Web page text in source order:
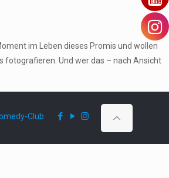
im Leben dieses Promis und wollen
fotografieren. Und wer das – nach Ansicht
Club